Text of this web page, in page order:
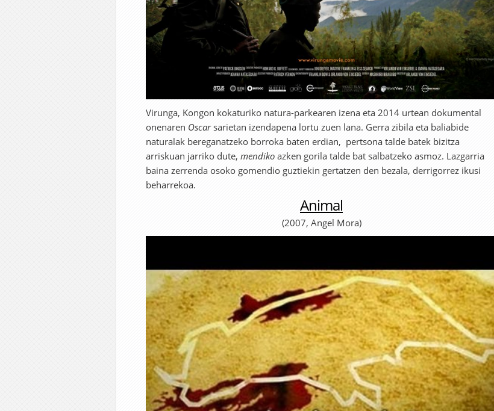
Virunga, Kongon kokaturiko natura-parkearen izena eta 2014 urtean dokumental
onenaren Oscarsarietan izendapena lortu zuen lana. Gerra zibila eta baliabide
naturalak bereganatzeko borroka baten erdian, pertsona talde batek bizitza
arriskuan jarriko dute, mendiko azken gorila talde bat salbatzeko asmoz. Lazgarria
baina zerrenda osoko gomendio guztiekin gertatzen den bezala, derrigorrez ikusi
beharrekoa.
Animal
(2007, Angel Mora)